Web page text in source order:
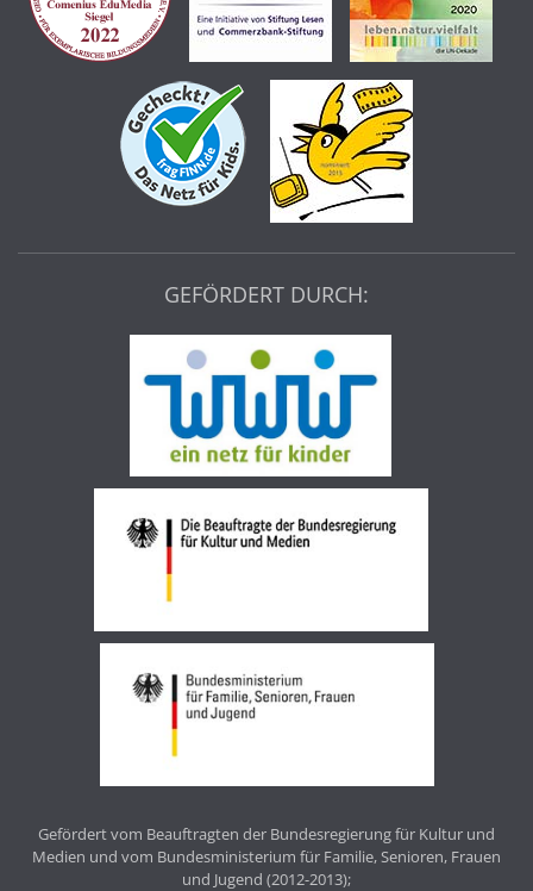
GEFÖRDERT DURCH:
Gefördert vom Beauftragten der Bundesregierung für Kultur und
Medien und vom Bundesministerium für Familie, Senioren, Frauen
und Jugend (2012-2013);